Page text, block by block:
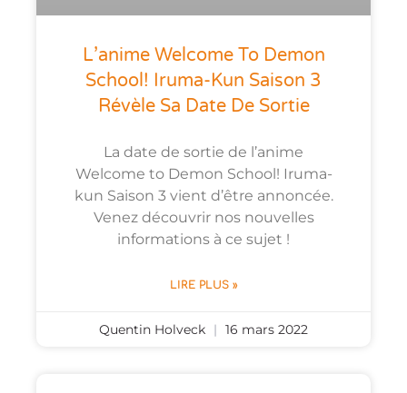
L’anime Welcome To Demon
School! Iruma-Kun Saison 3
Révèle Sa Date De Sortie
La date de sortie de l’anime
Welcome to Demon School! Iruma-
kun Saison 3 vient d’être annoncée.
Venez découvrir nos nouvelles
informations à ce sujet !
LIRE PLUS »
Quentin Holveck 16 mars 2022